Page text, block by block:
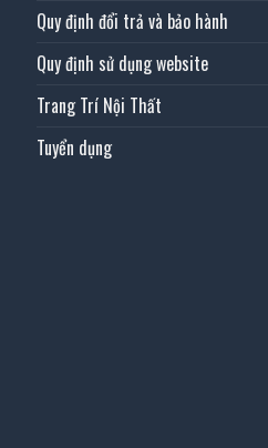
Quy định đổi trả và bảo hành
Quy định sử dụng website
Trang Trí Nội Thất
Tuyển dụng